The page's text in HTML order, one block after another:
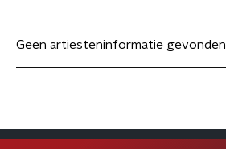
Geen artiesteninformatie gevonden